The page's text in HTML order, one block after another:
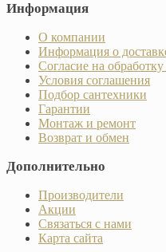
Информация
О компании
Информация о
Согласие на
Условия соглашения
Подбор сантехники
Гарантии
Монтаж и ремонт
Возврат и обмен
Дополнительно
Производители
Акции
Связаться с нами
Карта сайта